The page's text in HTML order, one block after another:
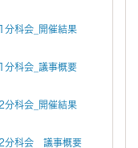
分科会_開催結果
分科会_議事概要
分科会_開催結果
2分科会 議事概要